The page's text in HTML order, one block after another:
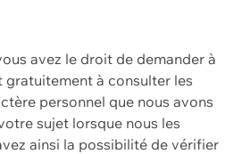
avez le droit de demander à
à consulter les
personnel que nous avons
sujet lorsque nous les
ainsi la possibilité de vérifier